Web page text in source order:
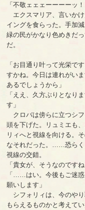
「不敬ェェェーーーーッ！
エクスマリア、言いか
イングを食らった。手加
緑の民がかなり色めきだ
だ。
「お目通り叶って光栄で
すかね。今日は連れがい
あるでしょうから」
「ええ、久方ぶりとなり
す」
クロバは傍らに立つシ
頭を下げた。リュミエも
リィへと視線を向ける。
なそれだった。……恐らく
視線の交錯。
「貴女が、そうなのです
「……はい。今後もご迷
願いします」
シフォリィは、今のや
もらえるものかと考えて